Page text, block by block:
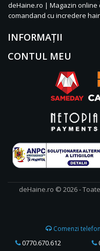
deHaine.ro | Magazin
comandand cu incredere
INFORMAŢII
CONTUL MEU
deHaine.ro © 2026 -
Comenzi
0770.670.612